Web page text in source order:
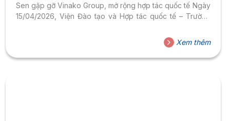
Sen gặp gỡ Vinako Group, mở rộng hợp tác quốc tế Ngày
15/04/2026, Viện Đào tạo và Hợp tác quốc tế – Trường
với đại diện Vinako Group nhằm trao đổi về các cơ hội
hợp tác trong lĩnh vực giáo dục và phát triển nguồn nhân
lực, đặc biệt tại...
Xem thêm